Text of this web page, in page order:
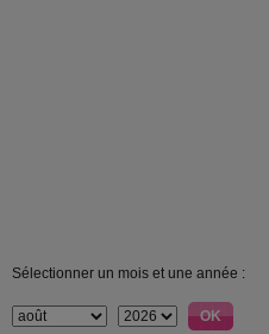
Sélectionner un mois et une année :